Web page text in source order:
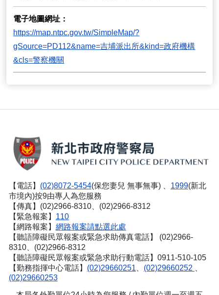
電子地圖網址
https://map.ntpc.gov.tw/SimpleMap/?
gSource=PD112&name=吉埔派出所&kind=政府機構
&cls=警察機關
【電話】 (02)8072-5454(保您妻兒 無事無事) 、 1999(新北
市境內)按9由專人為您服務
【傳真】(02)2966-8310、(02)2966-8312
【緊急報案】 110
【網路報案】 網路報案請點選此處
【聽語障礙民眾報案或緊急求助傳真電話】
(02)2966-
8310、(02)2966-8312
【聽語障礙民眾報案或緊急求助行動電話】0911-510-105
【勤務指揮中心電話】 (02)29660251 (02)29660252
(02)29660253